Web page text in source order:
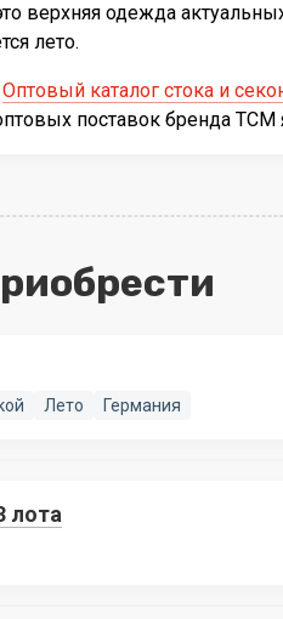
верхняя одежда
лето.
Оптовый каталог стока и
поставок бренда
Лето Германия
лота